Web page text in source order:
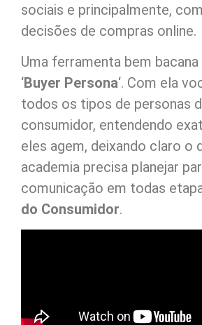
sociais e principalmente,
decisões de compras online.
Uma ferramenta bem
‘Buyer Persona‘. Com ela
todos os tipos de personas
consumidor, entendendo
eles agem, deixando claro o
academia precisa planejar
comunicação em todas
do Consumidor.